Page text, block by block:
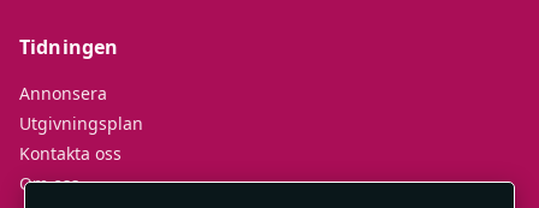
Tidningen
Annonsera
Utgivningsplan
Kontakta oss
Om oss